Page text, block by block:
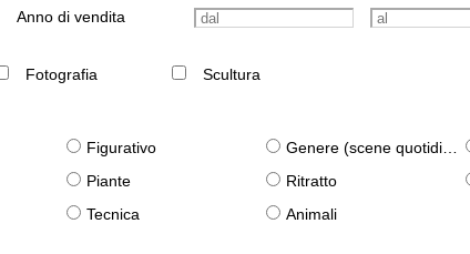
Anno di vendita
Fotografia Scultura
Figurativo Genere (scene quotidiane)
Piante Ritratto
Tecnica Animali